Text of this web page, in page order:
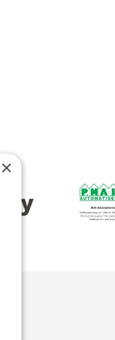
Afbeelding
×